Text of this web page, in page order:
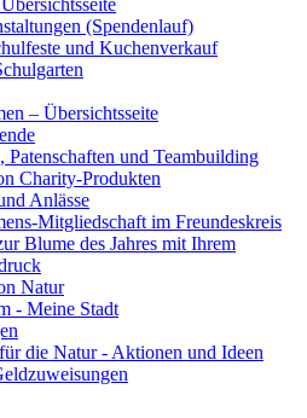
(Spendenlauf)
und Kuchenverkauf
– Übersichtsseite
Patenschaften und Teambuilding
Charity-Produkten
Anlässe
Mitgliedschaft im Freundeskreis
Blume des Jahres mit Ihrem
Natur
- Meine Stadt
die Natur - Aktionen und Ideen